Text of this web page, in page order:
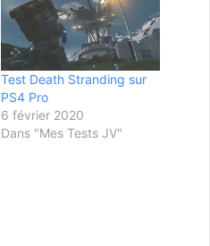
Test Death Stranding sur
PS4 Pro
6 février 2020
Dans "Mes Tests JV"